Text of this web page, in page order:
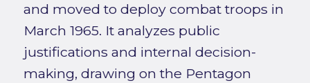
and moved to deploy combat troops in
March 1965. It analyzes public
justifications and internal decision-
making, drawing on the Pentagon